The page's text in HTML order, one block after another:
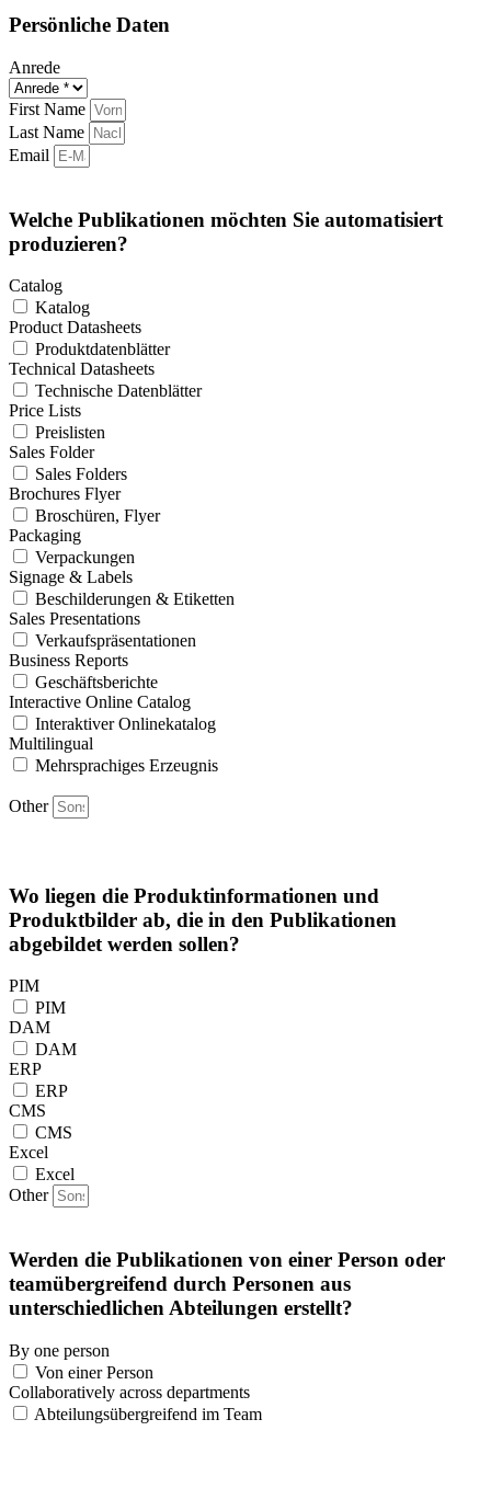
Persönliche Daten
Anrede
First Name
Last Name
Email
Welche Publikationen möchten Sie automatisiert
produzieren?
Catalog
Katalog
Product Datasheets
Produktdatenblätter
Technical Datasheets
Technische Datenblätter
Price Lists
Preislisten
Sales Folder
Sales Folders
Brochures Flyer
Broschüren, Flyer
Packaging
Verpackungen
Signage & Labels
Beschilderungen & Etiketten
Sales Presentations
Verkaufspräsentationen
Business Reports
Geschäftsberichte
Interactive Online Catalog
Interaktiver Onlinekatalog
Multilingual
Mehrsprachiges Erzeugnis
Other
Wo liegen die Produktinformationen und
Produktbilder ab, die in den Publikationen
abgebildet werden sollen?
PIM
PIM
DAM
DAM
ERP
ERP
CMS
CMS
Excel
Excel
Other
Werden die Publikationen von einer Person oder
teamübergreifend durch Personen aus
unterschiedlichen Abteilungen erstellt?
By one person
Von einer Person
Collaboratively across departments
Abteilungsübergreifend im Team